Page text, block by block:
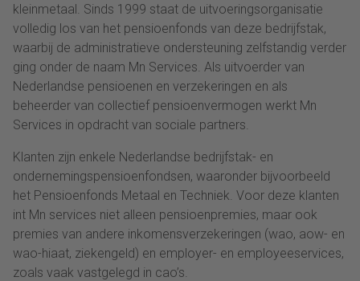
kleinmetaal. Sinds 1999 staat de uitvoeringsorganisatie
volledig los van het pensioenfonds van deze bedrijfstak,
waarbij de administratieve ondersteuning zelfstandig verder
ging onder de naam Mn Services. Als uitvoerder van
Nederlandse pensioenen en verzekeringen en als
beheerder van collectief pensioenvermogen werkt Mn
Services in opdracht van sociale partners.
Klanten zijn enkele Nederlandse bedrijfstak- en
ondernemingspensioenfondsen, waaronder bijvoorbeeld
het Pensioenfonds Metaal en Techniek. Voor deze klanten
int Mn services niet alleen pensioenpremies, maar ook
premies van andere inkomensverzekeringen (wao, aow- en
wao-hiaat, ziekengeld) en employer- en employeeservices,
zoals vaak vastgelegd in cao’s.